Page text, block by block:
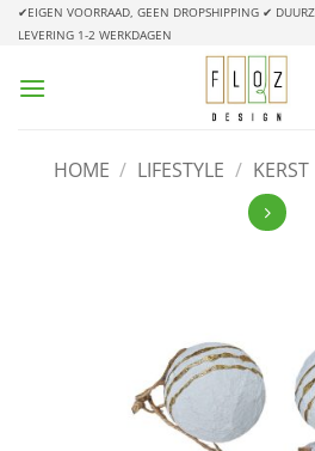
Ga
naar
✔EIGEN VOORRAAD, GEEN DROPSHIPPING ✔
LEVERING 1-2 WERKDAGEN
HOME / LIFESTYLE / KERST